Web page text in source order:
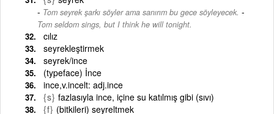
Tom seyrek şarkı söyler ama sanırım bu gece söyleyecek. -
Tom seldom sings, but I think he will tonight.
cılız
seyrekleştirmek
seyrek/ince
(typeface) İnce
ince,v.incelt: adj.ince
{s} fazlasıyla ince, içine su katılmış gibi (sıvı)
{f} (bitkileri) seyreltmek